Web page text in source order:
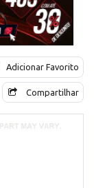
Adicionar Favorito
Compartilhar